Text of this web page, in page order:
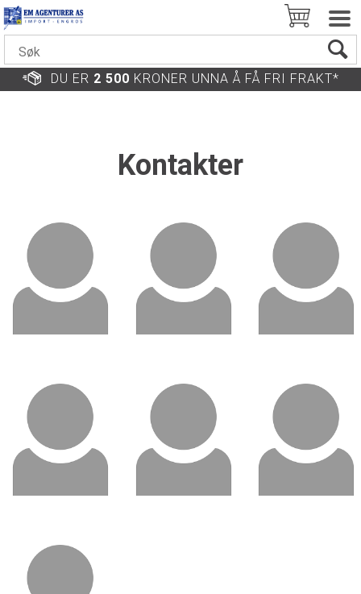
DU ER 2 500 KRONER UNNA Å FÅ FRI FRAKT*
Kontakter
Egil Myhre
Daglig Leder
Tlf: 33 07 19 94
Send e-post
Morten
Økonomi/Salg
Tlf: 33 07 19 92
Ingrid Tone
Gjestemoen
Økonomi/Regnskap
Tlf: 33 07 19 95
Robin
Salg/Nettbutikk
Tlf: 33 07 19 98